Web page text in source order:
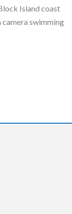
Island coast
camera swimming